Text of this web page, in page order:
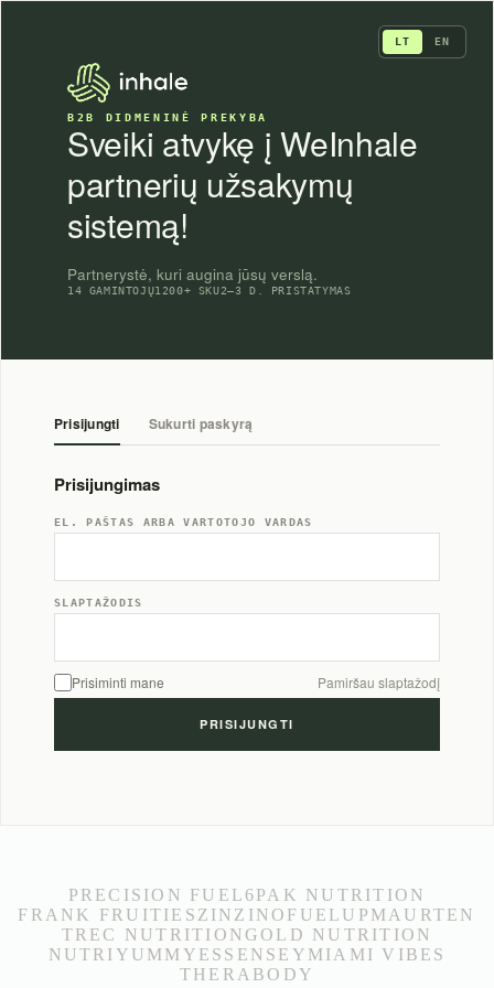
LT EN
B2B DIDMENINĖ PREKYBA
Sveiki atvykę į WeInhale
partnerių užsakymų
sistemą!
Partnerystė, kuri augina jūsų verslą.
14 GAMINTOJŲ1200+ SKU2–3 D. PRISTATYMAS
Prisijungti Sukurti paskyrą
Prisijungimas
EL. PAŠTAS ARBA VARTOTOJO VARDAS
SLAPTAŽODIS
Prisiminti mane Pamiršau slaptažodį
PRECISION FUEL 6PAK NUTRITION
FRANK FRUITIES ZINZINO FUELUP MAURTEN
TREC NUTRITIONGOLD NUTRITION
NUTRIYUMMY ESSENSEY MIAMI VIBES
THERABODY